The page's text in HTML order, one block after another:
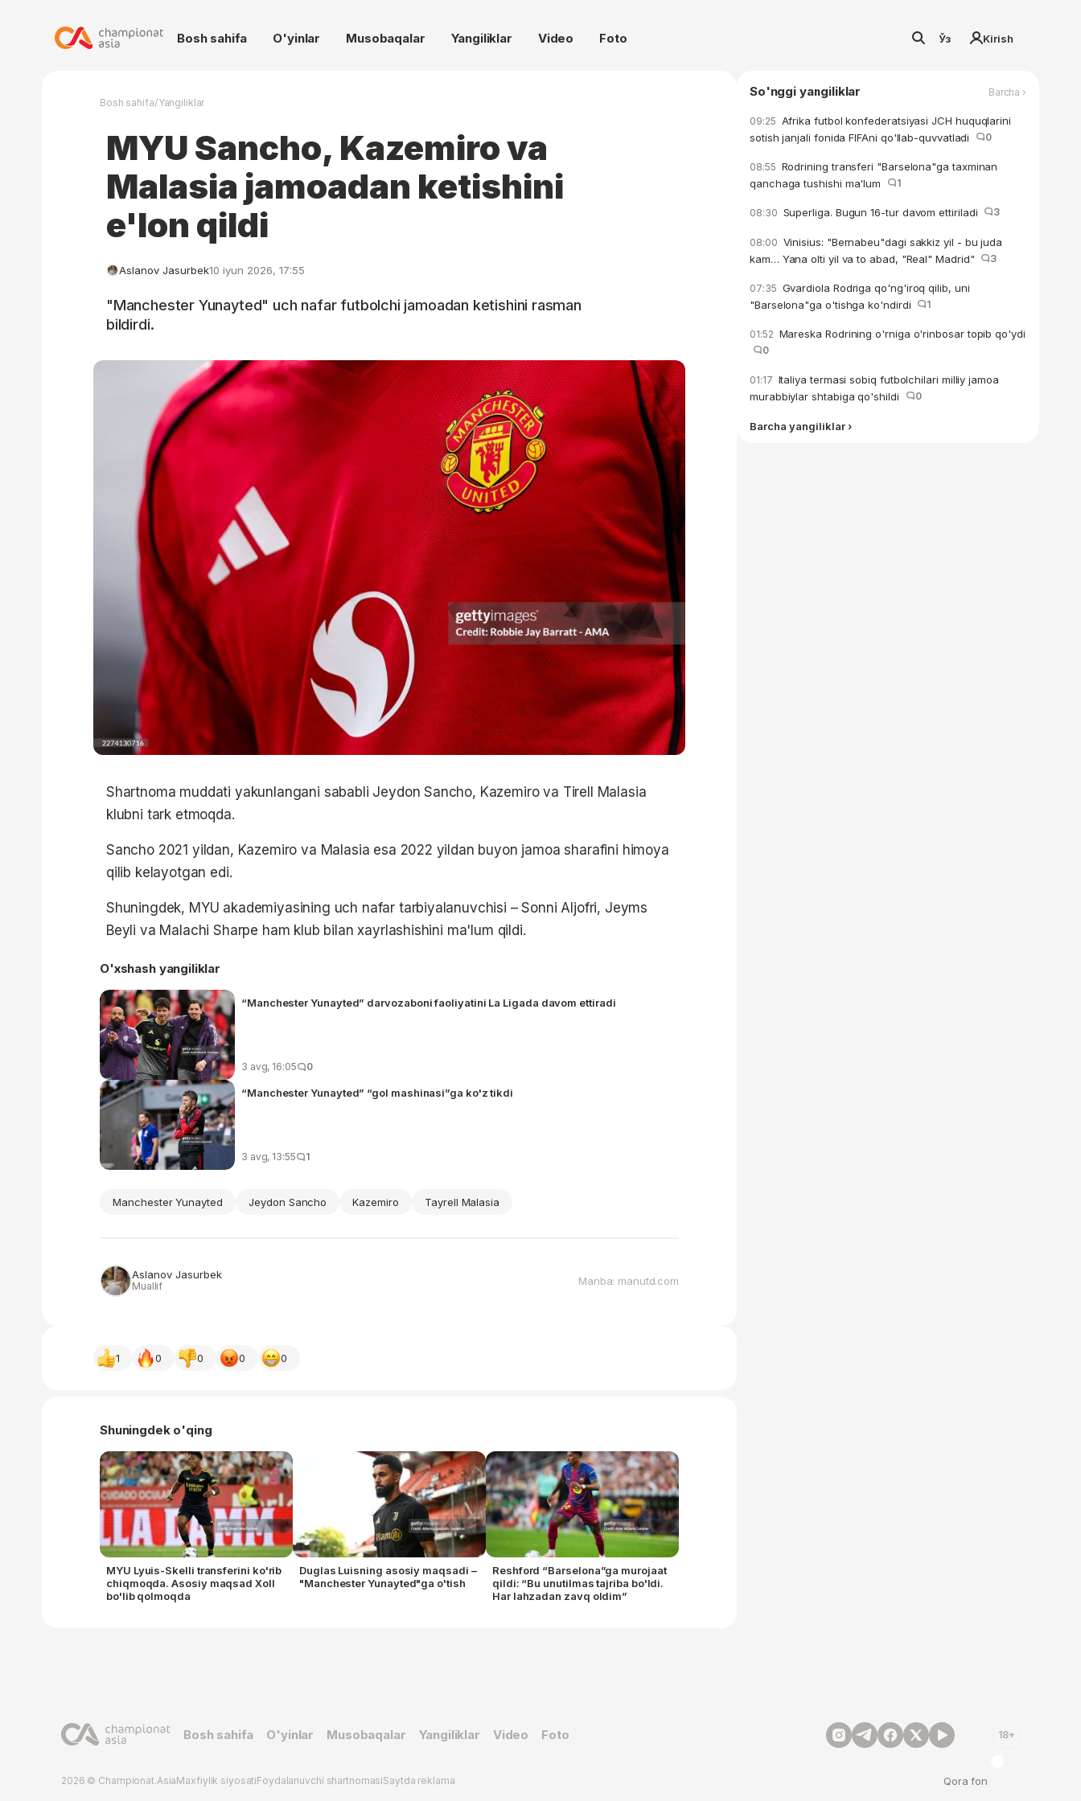
Bosh sahifa O'yinlar Musobaqalar Yangiliklar Video Foto Ўз Kirish
Bosh sahifa/Yangiliklar
MYU Sancho, Kazemiro va
Malasia jamoadan ketishini
e'lon qildi
Aslanov Jasurbek10 iyun 2026, 17:55
"Manchester Yunayted" uch nafar futbolchi jamoadan ketishini rasman
bildirdi.
Shartnoma muddati yakunlangani sababli Jeydon Sancho, Kazemiro va Tirell Malasia
klubni tark etmoqda.
Sancho 2021 yildan, Kazemiro va Malasia esa 2022 yildan buyon jamoa sharafini himoya
qilib kelayotgan edi.
Shuningdek, MYU akademiyasining uch nafar tarbiyalanuvchisi – Sonni Aljofri, Jeyms
Beyli va Malachi Sharpe ham klub bilan xayrlashishini ma'lum qildi.
O'xshash yangiliklar
“Manchester Yunayted” darvozaboni faoliyatini La Ligada davom ettiradi
3 avg, 16:05 0
“Manchester Yunayted” “gol mashinasi”ga ko'z tikdi
3 avg, 13:55 1
Manchester Yunayted Jeydon Sancho Kazemiro Tayrell Malasia
Aslanov Jasurbek
Muallif Manba: manutd.com
1 0 0 0 0
Shuningdek o'qing
MYU Lyuis-Skelli transferini ko'rib
chiqmoqda. Asosiy maqsad Xoll
bo'lib qolmoqda
Duglas Luisning asosiy maqsadi –
"Manchester Yunayted"ga o'tish
Reshford “Barselona”ga murojaat
qildi: “Bu unutilmas tajriba bo'ldi.
Har lahzadan zavq oldim”
So'nggi yangiliklar Barcha ›
09:25 Afrika futbol konfederatsiyasi JCH huquqlarini
sotish janjali fonida FIFAni qo'llab-quvvatladi
0
08:55 Rodrining transferi "Barselona"ga taxminan
qanchaga tushishi ma'lum
1
08:30 Superliga. Bugun 16-tur davom ettiriladi 3
08:00 Vinisius: "Bernabeu"dagi sakkiz yil - bu juda
kam… Yana olti yil va to abad, "Real" Madrid"
3
07:35 Gvardiola Rodriga qo'ng'iroq qilib, uni
"Barselona"ga o'tishga ko'ndirdi
1
01:52 Mareska Rodrining o'rniga o'rinbosar topib qo'ydi
0
01:17 Italiya termasi sobiq futbolchilari milliy jamoa
murabbiylar shtabiga qo'shildi
0
Barcha yangiliklar ›
Bosh sahifa O'yinlar Musobaqalar Yangiliklar Video Foto 18+
2026 © Championat.AsiaMaxfiylik siyosatiFoydalanuvchi shartnomasiSaytda reklama Qora fon